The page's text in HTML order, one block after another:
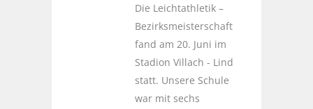
Die Leichtathletik –
Bezirksmeisterschaft
fand am 20. Juni im
Stadion Villach - Lind
statt. Unsere Schule
war mit sechs